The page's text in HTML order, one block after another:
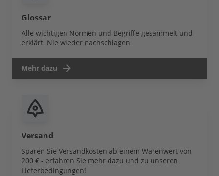
Glossar
Alle wichtigen Normen und Begriffe gesammelt und
erklärt. Nie wieder nachschlagen!
Mehr dazu
Versand
Sparen Sie Versandkosten ab einem Warenwert von
200 € - erfahren Sie mehr dazu und zu unseren
Lieferbedingungen!